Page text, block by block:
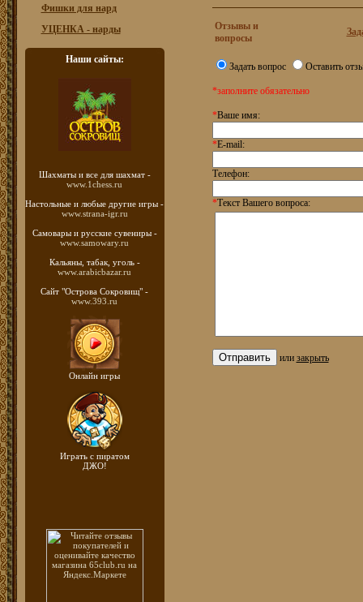
Фишки для нард
УЦЕНКА - нарды
Наши сайты:
Шахматы и все для шахмат -
www.1chess.ru
Настольные и любые другие игры -
www.strana-igr.ru
Самовары и русские сувениры -
www.samowary.ru
Кальяны, табак, уголь -
www.arabicbazar.ru
Сайт "Острова Сокровищ" -
www.393.ru
Онлайн игры
Играть с пиратом
ДЖО!
Отзывы и
вопросы
Задать вопрос Оставить
*заполните обязательно
*Ваше имя:
*E-mail:
Телефон:
*Текст Вашего вопроса:
или закрыть